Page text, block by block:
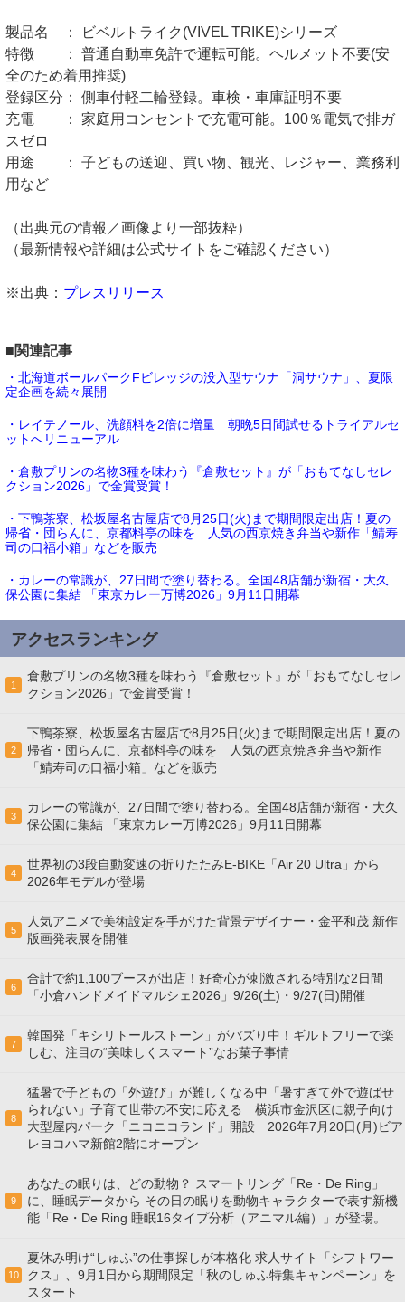
製品名 ： ビベルトライク(VIVEL TRIKE)シリーズ
特徴 ： 普通自動車免許で運転可能。ヘルメット不要(安
全のため着用推奨)
登録区分： 側車付軽二輪登録。車検・車庫証明不要
充電 ： 家庭用コンセントで充電可能。100％電気で排ガ
スゼロ
用途 ： 子どもの送迎、買い物、観光、レジャー、業務利
用など
（出典元の情報／画像より一部抜粋）
（最新情報や詳細は公式サイトをご確認ください）
※出典： プレスリリース
■関連記事
・北海道ボールパークFビレッジの没入型サウナ「洞サウナ」、夏限
定企画を続々展開
・レイテノール、洗顔料を2倍に増量 朝晩5日間試せるトライアルセ
ットへリニューアル
・倉敷プリンの名物3種を味わう『倉敷セット』が「おもてなしセレ
クション2026」で金賞受賞！
・下鴨茶寮、松坂屋名古屋店で8月25日(火)まで期間限定出店！夏の
帰省・団らんに、京都料亭の味を 人気の西京焼き弁当や新作「鯖寿
司の口福小箱」などを販売
・カレーの常識が、27日間で塗り替わる。全国48店舗が新宿・大久
保公園に集結 「東京カレー万博2026」9月11日開幕
アクセスランキング
1
倉敷プリンの名物3種を味わう『倉敷セット』が「おもてなしセレ
クション2026」で金賞受賞！
2
下鴨茶寮、松坂屋名古屋店で8月25日(火)まで期間限定出店！夏の
帰省・団らんに、京都料亭の味を 人気の西京焼き弁当や新作
「鯖寿司の口福小箱」などを販売
3
カレーの常識が、27日間で塗り替わる。全国48店舗が新宿・大久
保公園に集結 「東京カレー万博2026」9月11日開幕
4
世界初の3段自動変速の折りたたみE-BIKE「Air 20 Ultra」から
2026年モデルが登場
5
人気アニメで美術設定を手がけた背景デザイナー・金平和茂 新作
版画発表展を開催
6
合計で約1,100ブースが出店！好奇心が刺激される特別な2日間
「小倉ハンドメイドマルシェ2026」9/26(土)・9/27(日)開催
7
韓国発「キシリトールストーン」がバズり中！ギルトフリーで楽
しむ、注目の“美味しくスマート”なお菓子事情
8
猛暑で子どもの「外遊び」が難しくなる中「暑すぎて外で遊ばせ
られない」子育て世帯の不安に応える 横浜市金沢区に親子向け
大型屋内パーク「ニコニコランド」開設 2026年7月20日(月)ビア
レヨコハマ新館2階にオープン
9
あなたの眠りは、どの動物？ スマートリング「Re・De Ring」
に、睡眠データから その日の眠りを動物キャラクターで表す新機
能「Re・De Ring 睡眠16タイプ分析（アニマル編）」が登場。
10
夏休み明け“しゅふ”の仕事探しが本格化 求人サイト「シフトワー
クス」、9月1日から期間限定「秋のしゅふ特集キャンペーン」を
スタート